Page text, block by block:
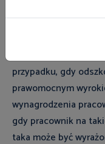
Co do sposobu
przypadku, gdy
prawomocnym
wynagrodzenia
gdy pracownik na
taka może być